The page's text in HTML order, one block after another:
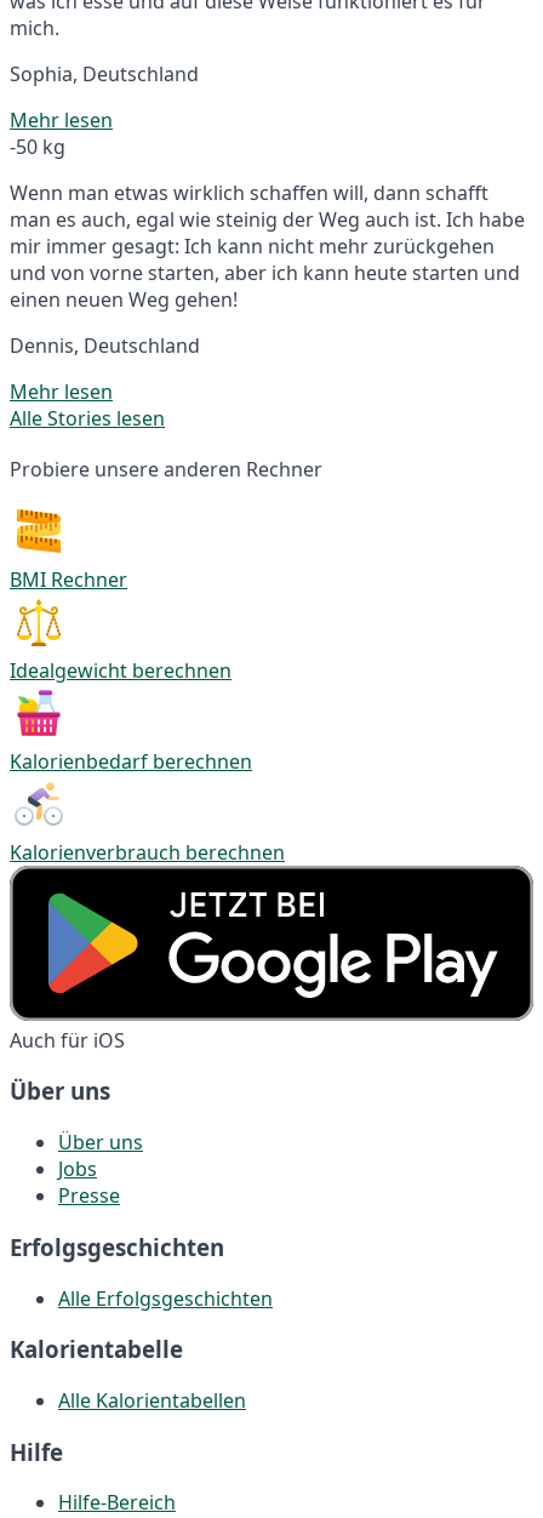
mich.
Sophia, Deutschland
Mehr lesen
-50 kg
Wenn man etwas wirklich schaffen will, dann schafft
man es auch, egal wie steinig der Weg auch ist. Ich habe
mir immer gesagt: Ich kann nicht mehr zurückgehen
und von vorne starten, aber ich kann heute starten und
einen neuen Weg gehen!
Dennis, Deutschland
Mehr lesen
Alle Stories lesen
Probiere unsere anderen Rechner
BMI Rechner
Idealgewicht berechnen
Kalorienbedarf berechnen
Kalorienverbrauch berechnen
Auch für iOS
Über uns
Über uns
Jobs
Presse
Erfolgsgeschichten
Alle Erfolgsgeschichten
Kalorientabelle
Alle Kalorientabellen
Hilfe
Hilfe-Bereich